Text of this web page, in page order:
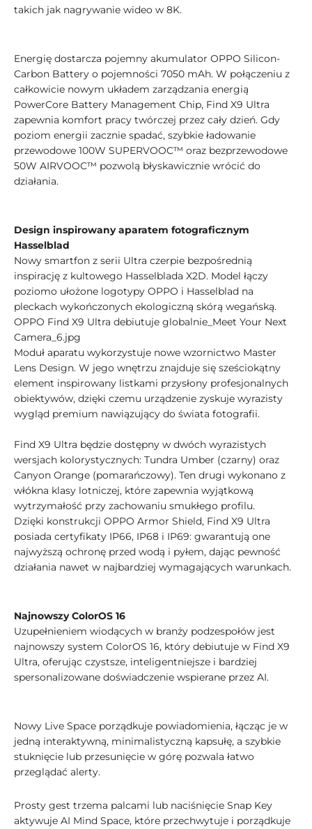
takich jak nagrywanie wideo w 8K.
Energię dostarcza pojemny akumulator OPPO Silicon-
Carbon Battery o pojemności 7050 mAh. W połączeniu z
całkowicie nowym układem zarządzania energią
PowerCore Battery Management Chip, Find X9 Ultra
zapewnia komfort pracy twórczej przez cały dzień. Gdy
poziom energii zacznie spadać, szybkie ładowanie
przewodowe 100W SUPERVOOC™ oraz bezprzewodowe
50W AIRVOOC™ pozwolą błyskawicznie wrócić do
działania.
Design inspirowany aparatem fotograficznym
Hasselblad
Nowy smartfon z serii Ultra czerpie bezpośrednią
inspirację z kultowego Hasselblada X2D. Model łączy
poziomo ułożone logotypy OPPO i Hasselblad na
pleckach wykończonych ekologiczną skórą wegańską.
OPPO Find X9 Ultra debiutuje globalnie_Meet Your Next
Camera_6.jpg
Moduł aparatu wykorzystuje nowe wzornictwo Master
Lens Design. W jego wnętrzu znajduje się sześciokątny
element inspirowany listkami przysłony profesjonalnych
obiektywów, dzięki czemu urządzenie zyskuje wyrazisty
wygląd premium nawiązujący do świata fotografii.
Find X9 Ultra będzie dostępny w dwóch wyrazistych
wersjach kolorystycznych: Tundra Umber (czarny) oraz
Canyon Orange (pomarańczowy). Ten drugi wykonano z
włókna klasy lotniczej, które zapewnia wyjątkową
wytrzymałość przy zachowaniu smukłego profilu.
Dzięki konstrukcji OPPO Armor Shield, Find X9 Ultra
posiada certyfikaty IP66, IP68 i IP69: gwarantują one
najwyższą ochronę przed wodą i pyłem, dając pewność
działania nawet w najbardziej wymagających warunkach.
Najnowszy ColorOS 16
Uzupełnieniem wiodących w branży podzespołów jest
najnowszy system ColorOS 16, który debiutuje w Find X9
Ultra, oferując czystsze, inteligentniejsze i bardziej
spersonalizowane doświadczenie wspierane przez AI.
Nowy Live Space porządkuje powiadomienia, łącząc je w
jedną interaktywną, minimalistyczną kapsułę, a szybkie
stuknięcie lub przesunięcie w górę pozwala łatwo
przeglądać alerty.
Prosty gest trzema palcami lub naciśnięcie Snap Key
aktywuje AI Mind Space, które przechwytuje i porządkuje